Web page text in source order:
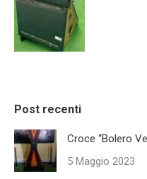
Post recenti
Croce “Bolero
5 Maggio 2023